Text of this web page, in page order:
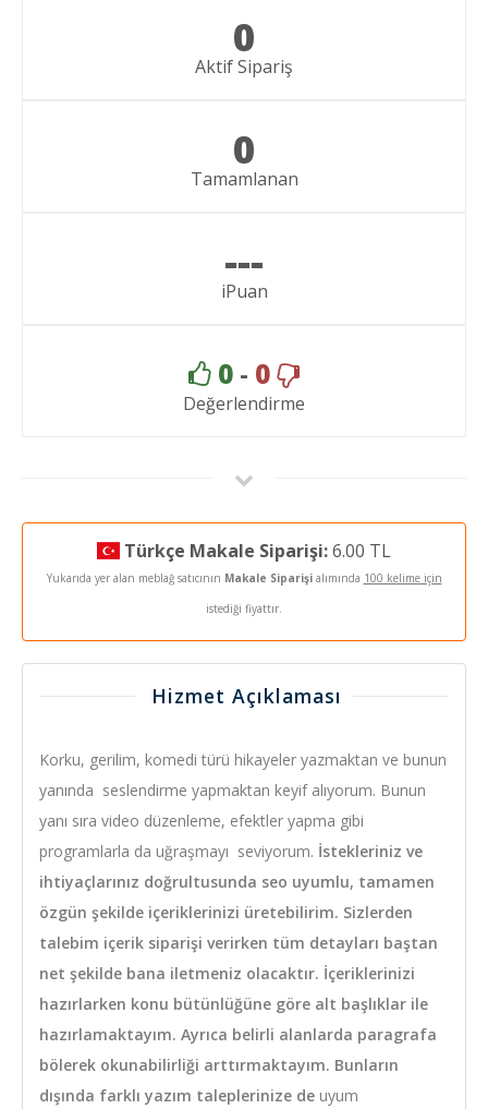
0
Aktif Sipariş
0
Tamamlanan
---
iPuan
0 - 0
Değerlendirme
Türkçe Makale Siparişi:6.00 TL
Yukarıda yer alan meblağ satıcının Makale Siparişialımında 100 kelime için
istediği fiyattır.
Hizmet Açıklaması
Korku, gerilim, komedi türü hikayeler yazmaktan ve bunun
yanında seslendirme yapmaktan keyif alıyorum. Bunun
yanı sıra video düzenleme, efektler yapma gibi
programlarla da uğraşmayı seviyorum. İstekleriniz ve
ihtiyaçlarınız doğrultusunda seo uyumlu, tamamen
özgün şekilde içeriklerinizi üretebilirim. Sizlerden
talebim içerik siparişi verirken tüm detayları baştan
net şekilde bana iletmeniz olacaktır. İçeriklerinizi
hazırlarken konu bütünlüğüne göre alt başlıklar ile
hazırlamaktayım. Ayrıca belirli alanlarda paragrafa
bölerek okunabilirliği arttırmaktayım. Bunların
dışında farklı yazım taleplerinize de uyum